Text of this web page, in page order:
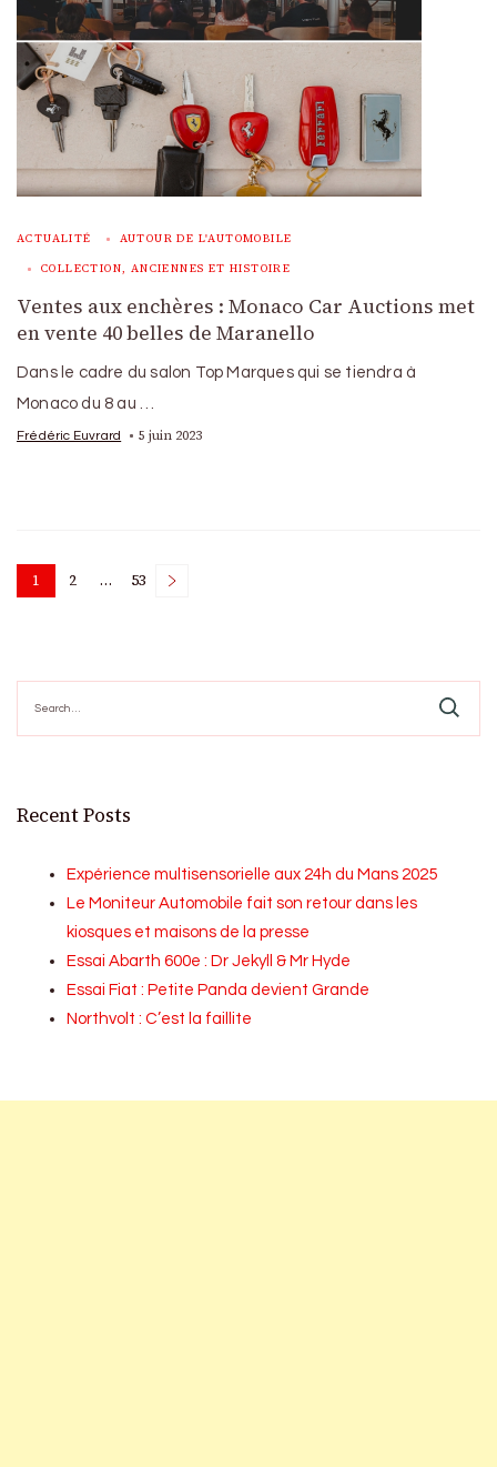
ACTUALITÉ AUTOUR DE L'AUTOMOBILE
COLLECTION, ANCIENNES ET HISTOIRE
Ventes aux enchères : Monaco Car Auctions met
en vente 40 belles de Maranello
Dans le cadre du salon Top Marques qui se tiendra à
Monaco du 8 au …
Frédéric Euvrard 5 juin 2023
Posts
Page
1 Page
2 … Page
53
for:
Recent Posts
Expérience multisensorielle aux 24h du Mans 2025
Le Moniteur Automobile fait son retour dans les
kiosques et maisons de la presse
Essai Abarth 600e : Dr Jekyll & Mr Hyde
Essai Fiat : Petite Panda devient Grande
Northvolt : C’est la faillite